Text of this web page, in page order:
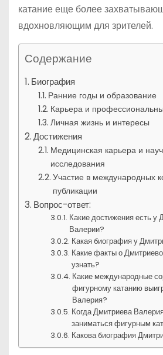
катание еще более
вдохновляющим для зрителей.
Содержание
Биография
Ранние годы и образование
Карьера и
Личная жизнь и интересы
Достижения
Медицинская карьера и
исследования
Участие в международных
публикации
Вопрос-ответ:
Какие достижения есть у
Валерии?
Какая биография у
Какие факты о
узнать?
Какие международные
фигурному катанию
Валерия?
Когда Дмитриева
заниматься фигурным
Какова биография